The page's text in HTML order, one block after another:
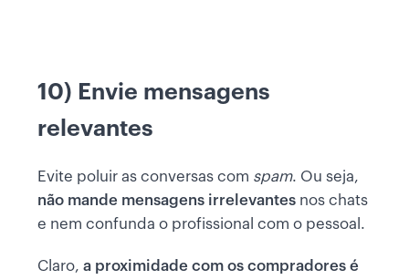
10) Envie mensagens
relevantes
Evite poluir as conversas com spam. Ou seja,
não mande mensagens irrelevantes nos chats
e nem confunda o profissional com o pessoal.
Claro, a proximidade com os compradores é